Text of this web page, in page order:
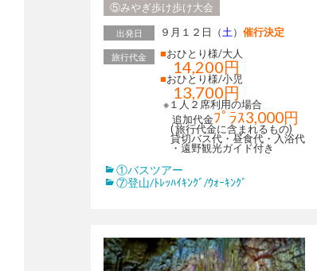
⑤みやぎ歩け歩け大会
出発日 ９月１２日（土）催行決定
旅行代金 ■おひとり様/大人
14,200円
■おひとり様/小児
13,700円
※１人２席利用の場合
追加代金ﾌﾟﾗｽ3,000円
( 旅行代金に含まれるもの)
貸切バス代・昼食代・入浴代
・遠野観光ガイド付き
①バスツアー
⑦登山/ﾄﾚｯﾊｲｷﾝｸﾞ/ｳｫｰｷﾝｸﾞ